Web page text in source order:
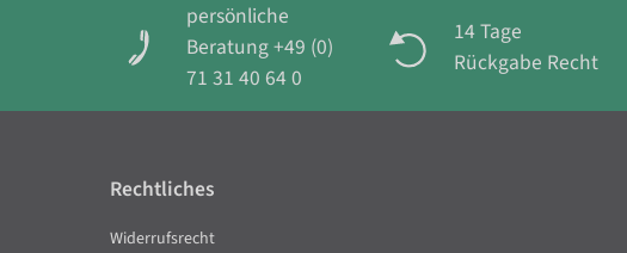
persönliche
Beratung +49 (0)
71 31 40 64 0
14 Tage
Rückgabe Recht
Rechtliches
Widerrufsrecht